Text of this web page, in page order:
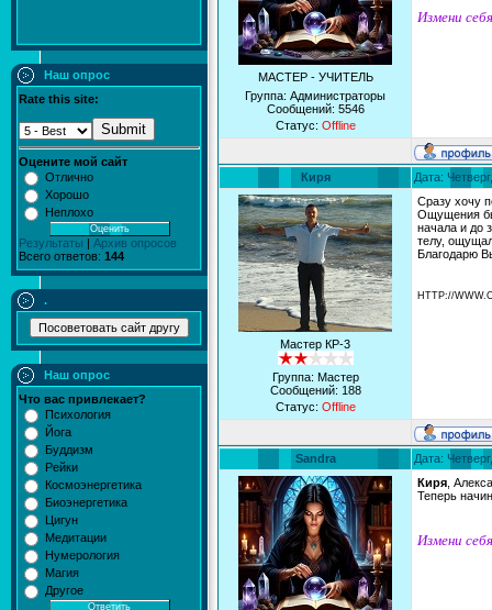
Наш опрос
Rate this site:
Submit
Оцените мой сайт
Отлично
Хорошо
Неплохо
Результаты
Архив опросов
Всего ответов: 144
.
Наш опрос
Что вас привлекает?
Психология
Йога
Буддизм
Рейки
Космоэнергетика
Биоэнергетика
Цигун
Медитации
Нумерология
Магия
Другое
МАСТЕР - УЧИТЕЛЬ
Группа: Администраторы
Сообщений: 5546
Статус: Offline
Измени
Киря Дата:
Мастер КР-3
Группа: Мастер
Сообщений: 188
Статус: Offline
Сразу хочу
Ощущения
начала и до
телу,
Благодарю
HTTP://
Sandra
Дата:
Киря ,
Теперь
Измени